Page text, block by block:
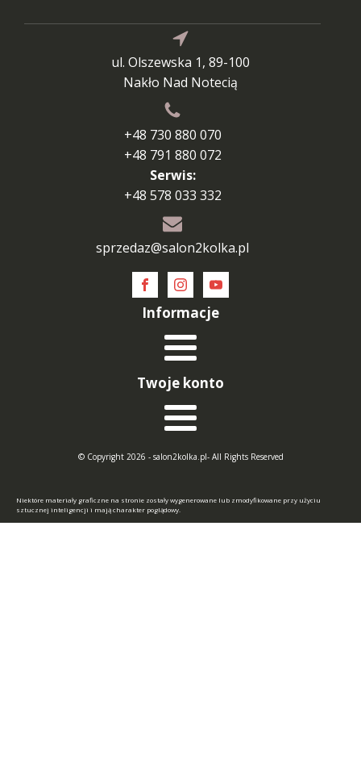
ul. Olszewska 1, 89-100
Nakło Nad Notecią
+48 730 880 070
+48 791 880 072
Serwis:
+48 578 033 332
sprzedaz@salon2kolka.pl
Informacje
Twoje konto
© Copyright 2026 - salon2kolka.pl- All Rights Reserved
Niektóre materiały graficzne na stronie zostały wygenerowane lub zmodyfikowane przy użyciu
sztucznej inteligencji i mają charakter poglądowy.